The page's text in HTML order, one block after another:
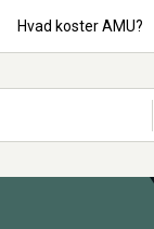
Hvad koster AMU?